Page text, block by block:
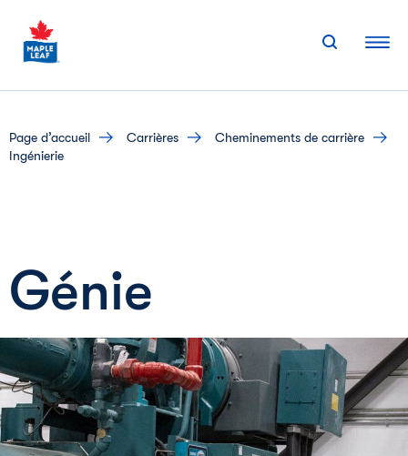
content
page d’accueil carrières
cheminements de carrière
Ingénierie
Génie